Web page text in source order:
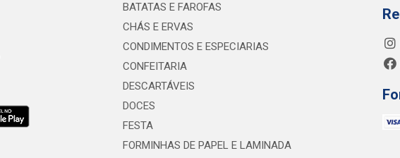
BATATAS E FAROFAS
CHÁS E ERVAS
CONDIMENTOS E ESPECIARIAS
CONFEITARIA
DESCARTÁVEIS
DOCES
FESTA
FORMINHAS DE PAPEL E LAMINADA